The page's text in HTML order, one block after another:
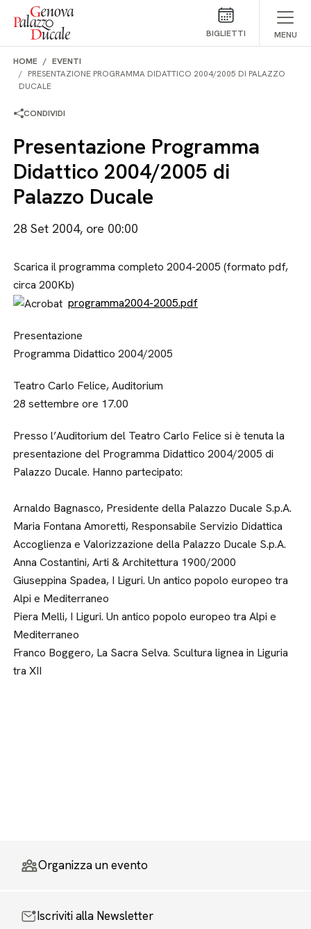
Salta al contenuto
BIGLIETTI MENU
HOME
EVENTI
PRESENTAZIONE PROGRAMMA DIDATTICO 2004/2005 DI PALAZZO
DUCALE
CONDIVIDI
Presentazione Programma
Didattico 2004/2005 di
Palazzo Ducale
28 Set 2004, ore 00:00
Scarica il programma completo 2004-2005 (formato pdf,
circa 200Kb)
programma2004-2005.pdf
Presentazione
Programma Didattico 2004/2005
Teatro Carlo Felice, Auditorium
28 settembre ore 17.00
Presso l’Auditorium del Teatro Carlo Felice si è tenuta la
presentazione del Programma Didattico 2004/2005 di
Palazzo Ducale. Hanno partecipato:
Arnaldo Bagnasco, Presidente della Palazzo Ducale S.p.A.
Maria Fontana Amoretti, Responsabile Servizio Didattica
Accoglienza e Valorizzazione della Palazzo Ducale S.p.A.
Anna Costantini, Arti & Architettura 1900/2000
Giuseppina Spadea, I Liguri. Un antico popolo europeo tra
Alpi e Mediterraneo
Piera Melli, I Liguri. Un antico popolo europeo tra Alpi e
Mediterraneo
Franco Boggero, La Sacra Selva. Scultura lignea in Liguria
tra XII
Organizza un evento
Iscriviti alla Newsletter